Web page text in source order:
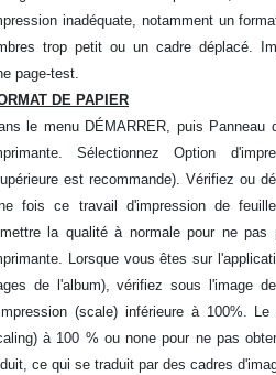
2026/07/24 : Suisse -
Suisse - Émission
2026/07/24 :
Suisse - Émission
2026/07/24 :Suisse -
Suisse - Émission
2026/07/24 :Suisse -
Suisse - Émission
2026/07/24 :Suisse -
Suisse -
2026/07/24 :Suisse -
Suisse -
2026/07/24 :Suisse -
Suisse - Émission
inadéquate, notamment un
trop petit ou un cadre déplacé.
page-test.
DE PAPIER
le menu DÉMARRER, puis Panneau
Sélectionnez Option
est recommande). Vérifiez ou
fois ce travail d'impression de
la qualité à normale pour ne
Lorsque vous êtes sur
de l'album), vérifiez sous l'image
(scale) inférieure à 100%.
à 100 % ou none pour ne pas
ce qui se traduit par des cadres